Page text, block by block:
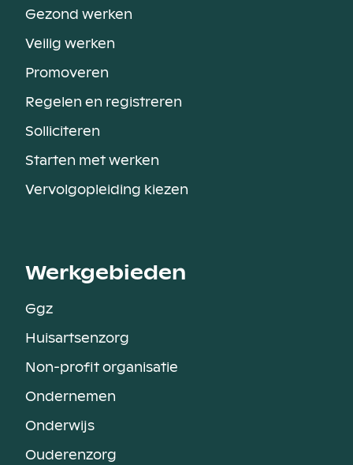
Gezond werken
Veilig werken
Promoveren
Regelen en registreren
Solliciteren
Starten met werken
Vervolgopleiding kiezen
Werkgebieden
Ggz
Huisartsenzorg
Non-profit organisatie
Ondernemen
Onderwijs
Ouderenzorg